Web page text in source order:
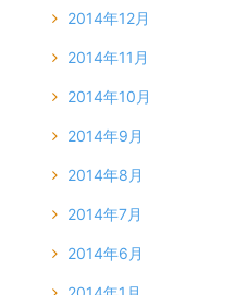
2014年12月
2014年11月
2014年10月
2014年9月
2014年8月
2014年7月
2014年6月